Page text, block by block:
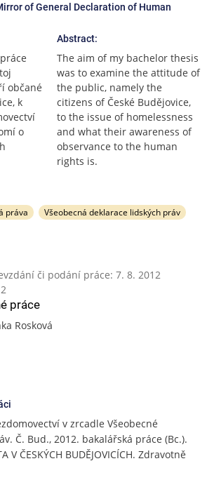
of General Declaration of Human
občané
k
o
Abstract:
The aim of my bachelor thesis
was to examine the attitude of
the public, namely the
citizens of České Budějovice,
to the issue of homelessness
and what their awareness of
observance to the human
rights is.
práva
Všeobecná deklarace lidských práv
či podání práce: 7. 8. 2012
práce
Rosková
v zrcadle Všeobecné
Č. Bud., 2012. bakalářská práce (Bc.).
V ČESKÝCH BUDĚJOVICÍCH. Zdravotně